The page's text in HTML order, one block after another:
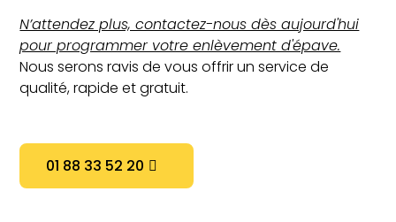
N’attendez plus, contactez-nous dès aujourd'hui
pour programmer votre enlèvement d'épave.
Nous serons ravis de vous offrir un service de
qualité, rapide et gratuit.
01 88 33 52 20